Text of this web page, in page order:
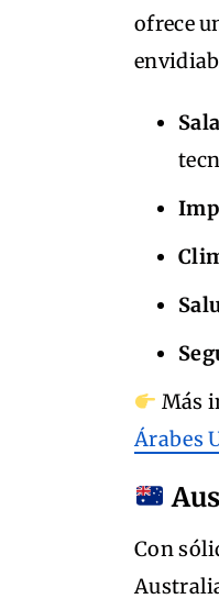
ofrece
Más
Árabes
Con